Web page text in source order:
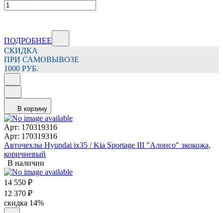
ПОДРОБНЕЕ
СКИДКА
ПРИ САМОВЫВОЗЕ
1000 РУБ.
В корзину
Арт: 170319316
Арт: 170319316
Авточехлы Hyundai ix35 / Kia Sportage III "Алонсо" экокожа,
коричневый
В наличии
14 550 ₽
12 370 ₽
скидка 14%